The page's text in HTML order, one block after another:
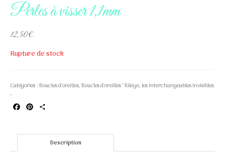
Perles à visser 1,1mm
12,50€
Rupture de stock
Catégories : Boucles d'oreilles, Boucles d'oreilles " Kiléyo, les interchangeables invisibles
"
FacebookPinterest
Description